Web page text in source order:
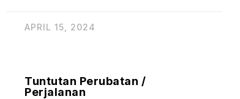
APRIL 15, 2024
Tuntutan Perubatan /
Perjalanan